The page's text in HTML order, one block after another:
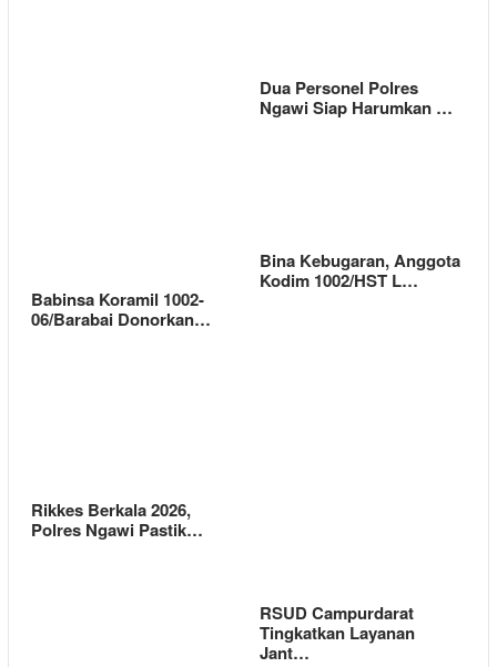
Dua Personel Polres
Ngawi Siap Harumkan …
Babinsa Koramil 1002-
06/Barabai Donorkan…
Bina Kebugaran, Anggota
Kodim 1002/HST L…
Rikkes Berkala 2026,
Polres Ngawi Pastik…
RSUD Campurdarat
Tingkatkan Layanan
Jant…